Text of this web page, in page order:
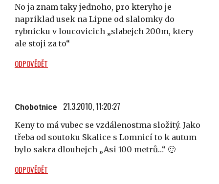
No ja znam taky jednoho, pro kteryho je
napriklad usek na Lipne od slalomky do
rybnicku v loucovicich „slabejch 200m, ktery
ale stoji za to“
ODPOVĚDĚT
Chobotnice 21.3.2010, 11:20:27
Keny to má vubec se vzdálenostma složitý. Jako
třeba od soutoku Skalice s Lomnicí to k autum
bylo sakra dlouhejch „Asi 100 metrů…“ 🙂
ODPOVĚDĚT